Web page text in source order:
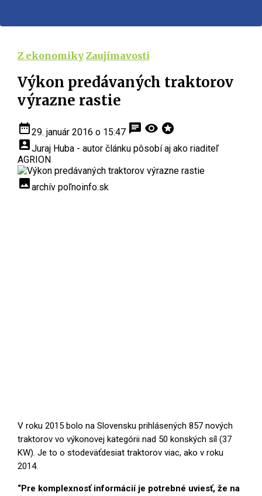
Z ekonomiky Zaujímavosti
Výkon predávaných traktorov
výrazne rastie
date_range29. január 2016 o 15:47 chat visibility stars
account_boxJuraj Huba - autor článku pôsobí aj ako riaditeľ
AGRION
insert_photoarchív poľnoinfo.sk
V roku 2015 bolo na Slovensku prihlásených 857 nových
traktorov vo výkonovej kategórii nad 50 konských síl (37
KW). Je to o stodeväťdesiat traktorov viac, ako v roku
2014.
“Pre komplexnosť informácií je potrebné uviesť, že na